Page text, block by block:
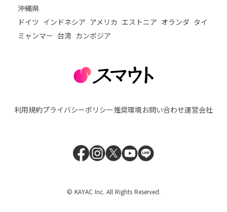
沖縄県
ドイツ インドネシア アメリカ エストニア オランダ タイ
ミャンマー 台湾 カンボジア
利用規約プライバシーポリシー推奨環境お問い合わせ運営会社
© KAYAC Inc. All Rights Reserved.